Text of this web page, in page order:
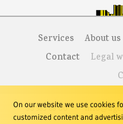
On our website we use cookies
customized content and
Services About us
Contact
Legal
96 585 68 00 ·